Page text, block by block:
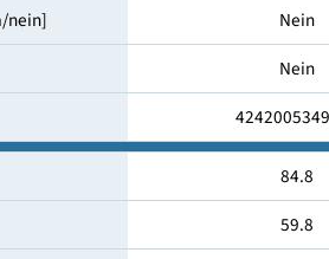
Schleuder­gang
[ja/nein]